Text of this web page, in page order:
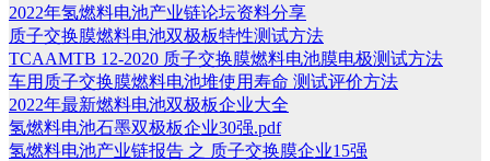
2022年氢燃料电池产业链论坛资料分享
质子交换膜燃料电池双极板特性测试方法
TCAAMTB 12-2020 质子交换膜燃料电池膜电极测试方法
车用质子交换膜燃料电池堆使用寿命 测试评价方法
2022年最新燃料电池双极板企业大全
氢燃料电池石墨双极板企业30强.pdf
氢燃料电池产业链报告 之 质子交换膜企业15强